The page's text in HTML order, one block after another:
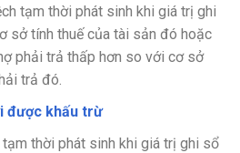
tạm thời phát sinh khi giá trị ghi
sở tính thuế của tài sản đó hoặc
phải trả thấp hơn so với cơ sở
trả đó.
được khấu trừ
tạm thời phát sinh khi giá trị ghi sổ